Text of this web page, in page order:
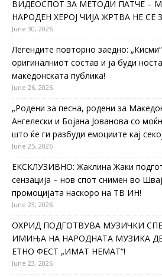
ВИДЕОСПОТ ЗА МЕТОДИ ПАТЧЕ –
НАРОДЕН ХЕРОЈ ЧИЈА ЖРТВА НЕ СЕ
June 30, 2026
Легендите повторно заедно:
оригиналниот состав и ја буди
македонската публика!
June 26, 2026
„Родени за песна, родени за
Ангелески и Бојана Јованова со
што ќе ги разбуди емоциите кај
June 25, 2026
ЕКСКЛУЗИВНО: Жаклина Жаки
сензација – нов спот снимен во
промоцијата наскоро на ТВ ИН!
June 23, 2026
ОХРИД ПОДГОТВУВА МУЗИЧКИ
ИМИЊА НА НАРОДНАТА МУЗИКА
ЕТНО ФЕСТ „ИМАТ НЕМАТ“!
June 23, 2026